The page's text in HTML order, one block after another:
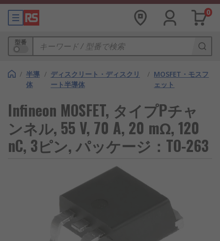
0
型番
/ 半導
体
/ ディスクリート・ディスクリ
ート半導体
/ MOSFET・モスフ
ェット
Infineon MOSFET, タイプPチャ
ンネル, 55 V, 70 A, 20 mΩ, 120
nC, 3ピン, パッケージ：TO-263